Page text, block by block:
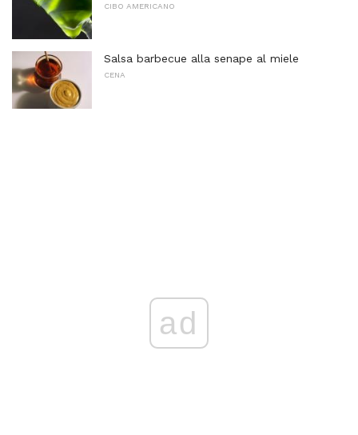
CIBO AMERICANO
Salsa barbecue alla senape al miele
CENA
ad